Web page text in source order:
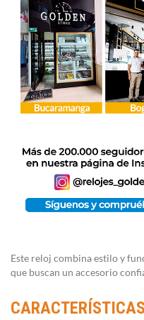
Este reloj combina estilo y
que buscan un accesorio